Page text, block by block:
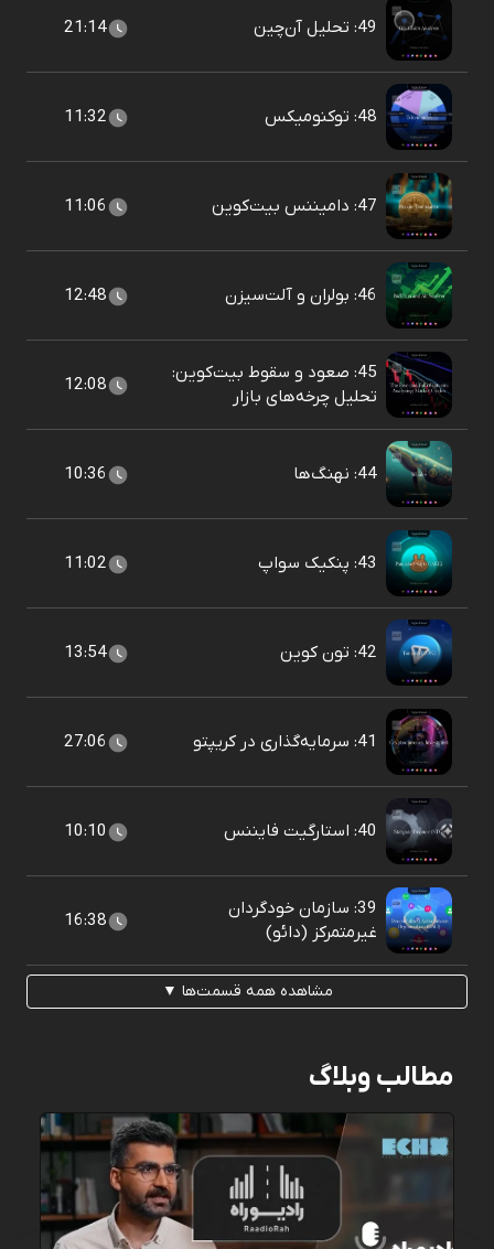
49: تحلیل آن‌چین 21:14
48: توکنومیکس 11:32
47: دامیننس بیت‌کوین 11:06
46: بولران و آلت‌سیزن 12:48
45: صعود و سقوط بیت‌کوین:
تحلیل چرخه‌های بازار
12:08
44: نهنگ‌ها 10:36
43: پنکیک سواپ 11:02
42: تون کوین 13:54
41: سرمایه‌گذاری در کریپتو 27:06
40: استارگیت فایننس 10:10
39: سازمان خودگردان
غیرمتمرکز (دائو)
16:38
مشاهده همه قسمت‌ها ▼
مطالب وبلاگ